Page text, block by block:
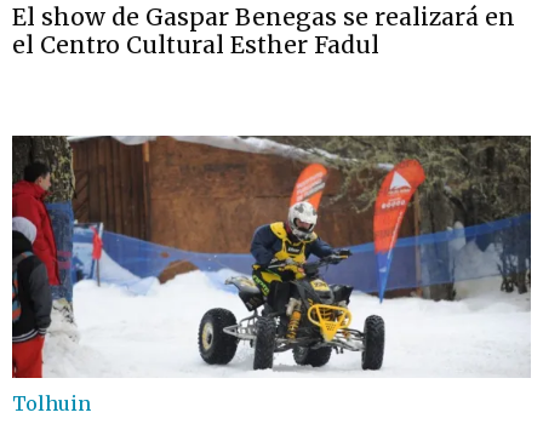
El show de Gaspar Benegas se realizará en
el Centro Cultural Esther Fadul
Tolhuin